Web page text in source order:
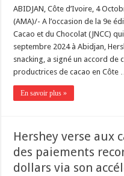
ABIDJAN, Côte d’Ivoire, 4
(AMA)/- A l’occasion de la 9e
Cacao et du Chocolat (JNCC)
septembre 2024 à Abidjan,
snacking, a signé un accord de
productrices de cacao en Côte
En savoir plus »
Hershey verse aux
des paiements
dollars via son